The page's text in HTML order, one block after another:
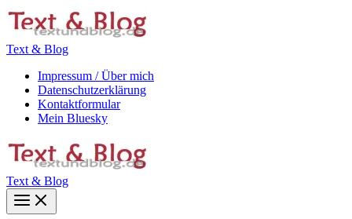
Zum
Inhalt
Text & Blog
Impressum / Über mich
Datenschutzerklärung
Kontaktformular
Mein Bluesky
Text & Blog
Main
Menu